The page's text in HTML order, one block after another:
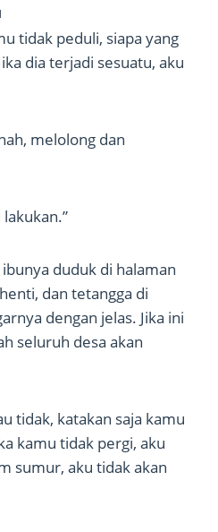
tidak peduli, siapa yang
dia terjadi sesuatu, aku
melolong dan
duduk di halaman
dan tetangga di
dengan jelas. Jika ini
seluruh desa akan
tidak, katakan saja kamu
kamu tidak pergi, aku
sumur, aku tidak akan